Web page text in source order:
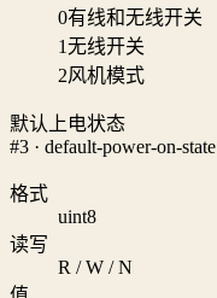
0有线和无线开关
1无线开关
2风机模式
默认上电状态
#3 · default-power-on-state
格式
uint8
读写
R / W / N